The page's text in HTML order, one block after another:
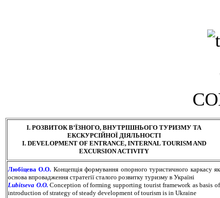
І. РОЗВИТОК В’ЇЗНОГО, ВНУТРІШНЬОГО ТУРИЗМУ ТА
ЕКСКУРСІЙНОЇ ДІЯЛЬНОСТІ
І. DEVELOPMENT OF ENTRANCE, INTERNAL TOURISM AND
EXCURSION ACTIVITY
Любіцева О.О. Концепція формування опорного туристичного каркасу як
основа впровадження стратегії сталого розвитку туризму в Україні
Lubitseva O.O.Conception of forming supporting tourist framework as basis of
introduction of strategy of steady development of tourism is in Ukraine